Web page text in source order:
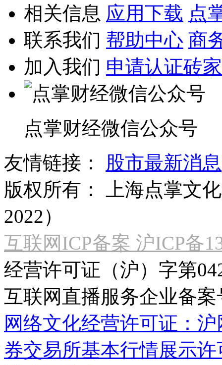
相关信息 应用下载 点
联系我们 帮助中心 商
加入我们 申请认证砖家
点掌财经微信公众号
友情链接：
股市最新消息
版权所有：
上海点掌文
2022）
互联网ICP备案 沪ICP备
经营许可证（沪）字第
互联网直播服务企业备案
网络文化经营许可证：
券交易所基本行情展示许